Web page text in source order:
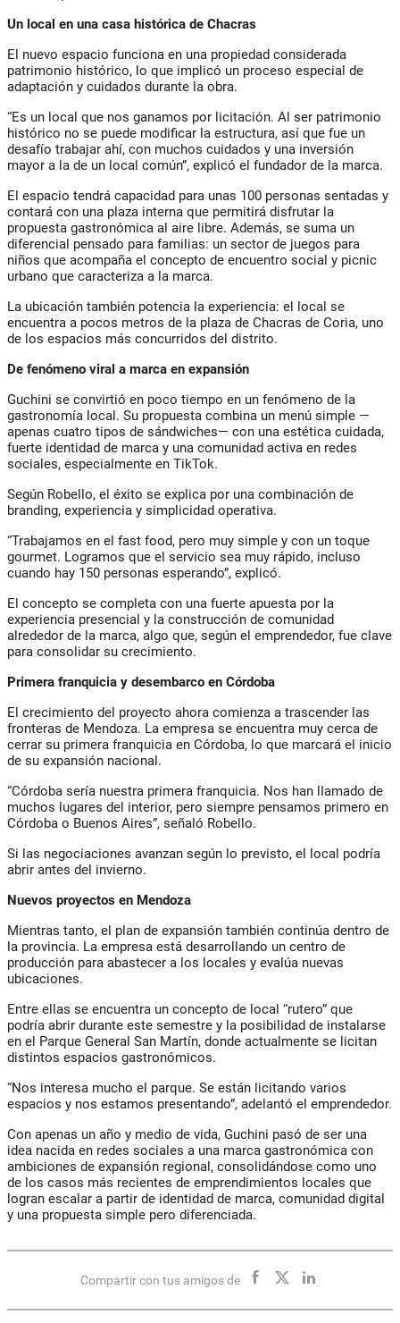
Un local en una casa histórica de Chacras
El nuevo espacio funciona en una propiedad considerada
patrimonio histórico, lo que implicó un proceso especial de
adaptación y cuidados durante la obra.
“Es un local que nos ganamos por licitación. Al ser patrimonio
histórico no se puede modificar la estructura, así que fue un
desafío trabajar ahí, con muchos cuidados y una inversión
mayor a la de un local común”, explicó el fundador de la marca.
El espacio tendrá capacidad para unas 100 personas sentadas y
contará con una plaza interna que permitirá disfrutar la
propuesta gastronómica al aire libre. Además, se suma un
diferencial pensado para familias: un sector de juegos para
niños que acompaña el concepto de encuentro social y picnic
urbano que caracteriza a la marca.
La ubicación también potencia la experiencia: el local se
encuentra a pocos metros de la plaza de Chacras de Coria, uno
de los espacios más concurridos del distrito.
De fenómeno viral a marca en expansión
Guchini se convirtió en poco tiempo en un fenómeno de la
gastronomía local. Su propuesta combina un menú simple —
apenas cuatro tipos de sándwiches— con una estética cuidada,
fuerte identidad de marca y una comunidad activa en redes
sociales, especialmente en TikTok.
Según Robello, el éxito se explica por una combinación de
branding, experiencia y simplicidad operativa.
“Trabajamos en el fast food, pero muy simple y con un toque
gourmet. Logramos que el servicio sea muy rápido, incluso
cuando hay 150 personas esperando”, explicó.
El concepto se completa con una fuerte apuesta por la
experiencia presencial y la construcción de comunidad
alrededor de la marca, algo que, según el emprendedor, fue clave
para consolidar su crecimiento.
Primera franquicia y desembarco en Córdoba
El crecimiento del proyecto ahora comienza a trascender las
fronteras de Mendoza. La empresa se encuentra muy cerca de
cerrar su primera franquicia en Córdoba, lo que marcará el inicio
de su expansión nacional.
“Córdoba sería nuestra primera franquicia. Nos han llamado de
muchos lugares del interior, pero siempre pensamos primero en
Córdoba o Buenos Aires”, señaló Robello.
Si las negociaciones avanzan según lo previsto, el local podría
abrir antes del invierno.
Nuevos proyectos en Mendoza
Mientras tanto, el plan de expansión también continúa dentro de
la provincia. La empresa está desarrollando un centro de
producción para abastecer a los locales y evalúa nuevas
ubicaciones.
Entre ellas se encuentra un concepto de local “rutero” que
podría abrir durante este semestre y la posibilidad de instalarse
en el Parque General San Martín, donde actualmente se licitan
distintos espacios gastronómicos.
“Nos interesa mucho el parque. Se están licitando varios
espacios y nos estamos presentando”, adelantó el emprendedor.
Con apenas un año y medio de vida, Guchini pasó de ser una
idea nacida en redes sociales a una marca gastronómica con
ambiciones de expansión regional, consolidándose como uno
de los casos más recientes de emprendimientos locales que
logran escalar a partir de identidad de marca, comunidad digital
y una propuesta simple pero diferenciada.
Compartir con tus amigos de